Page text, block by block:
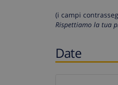
(i campi
Rispettiamo la tua
Date